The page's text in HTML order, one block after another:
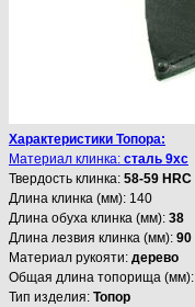
Характеристики Топора:
Материал клинка: сталь 9хс
Твердость клинка: 58-59 HRC
Длина клинка (мм): 140
Длина обуха клинка (мм): 38
Длина лезвия клинка (мм): 90
Материал рукояти: дерево
Общая длина топорища (мм):
Тип изделия: Топор